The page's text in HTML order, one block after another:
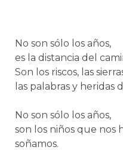
No son sólo los años,
es la distancia del
Son los riscos, las
las palabras y heridas
No son sólo los años,
son los niños que nos
soñamos.